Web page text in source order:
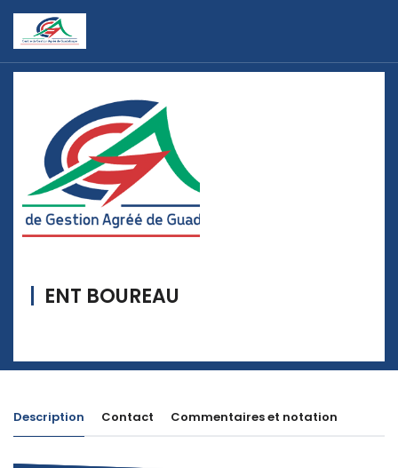
ENT BOUREAU
Description Contact Commentaires et notation